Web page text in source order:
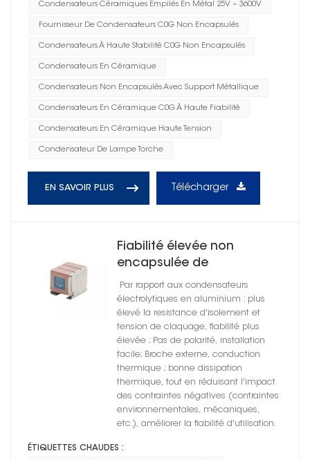
Condensateurs Céramiques Empilés En Métal 25V ~ 3600V
Fournisseur De Condensateurs C0G Non Encapsulés
Condensateurs À Haute Stabilité C0G Non Encapsulés
Condensateurs En Céramique
Condensateurs Non Encapsulés Avec Support Métallique
Condensateurs En Céramique C0G À Haute Fiabilité
Condensateurs En Céramique Haute Tension
Condensateur De Lampe Torche
EN SAVOIR PLUS Télécharger
Fiabilité élevée non
encapsulée de
condensateurs en
céramique de support en
métal par diélectrique
Par rapport aux condensateurs
électrolytiques en aluminium : plus
élevé la resistance d'isolement et
tension de claquage, fiabilité plus
élevée ; Pas de polarité, installation
facile; Broche externe, conduction
thermique ; bonne dissipation
thermique, tout en réduisant l'impact
des contraintes négatives (contraintes
environnementales, mécaniques,
etc.), améliorer la fiabilité d'utilisation.
ÉTIQUETTES CHAUDES :